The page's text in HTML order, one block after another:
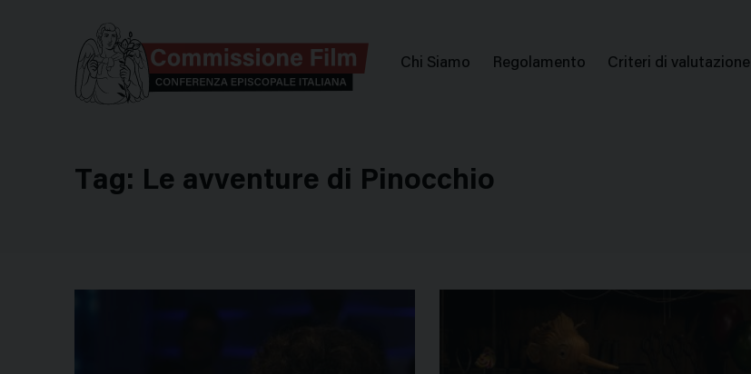
Menu
Chi Siamo Regolamento Criteri di valutazione
Tag: Le avventure di Pinocchio